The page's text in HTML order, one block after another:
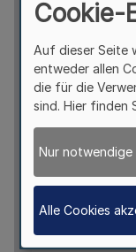
Cookie-
Auf dieser Seite
entweder allen
die für die
sind. Hier finden
Nur notwendige
Alle Cookies